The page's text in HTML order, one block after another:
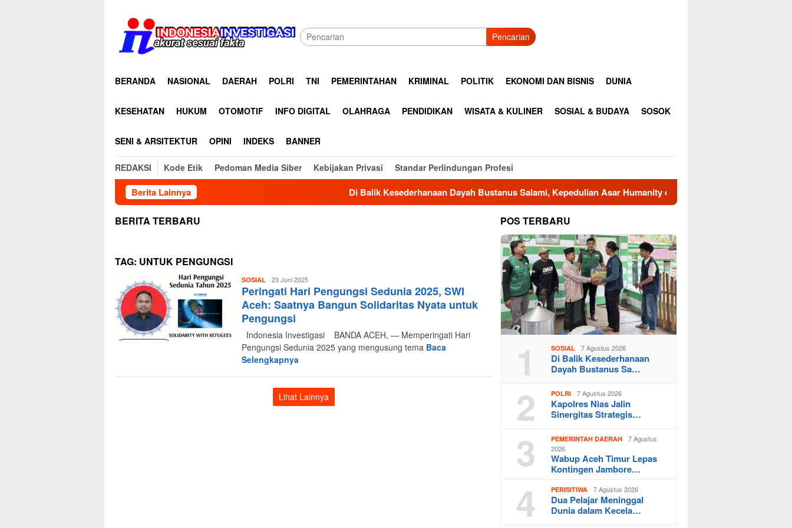
konten
Pencarian
BERANDA NASIONAL DAERAH POLRI TNI PEMERINTAHAN KRIMINAL POLITIK EKONOMI DAN BISNIS DUNIA
KESEHATAN HUKUM OTOMOTIF INFO DIGITAL OLAHRAGA PENDIDIKAN WISATA & KULINER SOSIAL & BUDAYA SOSOK
SENI & ARSITEKTUR OPINI INDEKS BANNER
REDAKSI Kode Etik Pedoman Media Siber Kebijakan Privasi Standar Perlindungan Profesi
Berita Lainnya Di Balik Kesederhanaan Dayah Bustanus Salami, Kepedulian Asar Humanity dan Mahasiswa KPM Unsam Hadir
BERITA TERBARU
TAG: UNTUK PENGUNGSI
SOSIAL Redaksi
Indonesia
Investigasi
23 Juni 2025
Peringati Hari Pengungsi Sedunia 2025, SWI
Aceh: Saatnya Bangun Solidaritas Nyata untuk
Pengungsi
Indonesia Investigasi BANDA ACEH, — Memperingati Hari
Pengungsi Sedunia 2025 yang mengusung tema Baca
Selengkapnya
Lihat Lainnya
POS TERBARU
1 SOSIAL 7 Agustus 2026
Di Balik Kesederhanaan
Dayah Bustanus Sa…
2 POLRI 7 Agustus 2026
Kapolres Nias Jalin
Sinergitas Strategis…
3 PEMERINTAH DAERAH
7 Agustus
2026
Wabup Aceh Timur Lepas
Kontingen Jambore…
4 PERISITIWA 7 Agustus 2026
Dua Pelajar Meninggal
Dunia dalam Kecela…